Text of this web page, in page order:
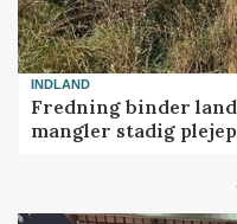
INDLAND
Fredning binder
mangler stadig